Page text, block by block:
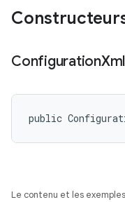
ConfigurationXml
public
Le contenu et les